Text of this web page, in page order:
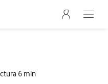
Menu
Abre
6 min